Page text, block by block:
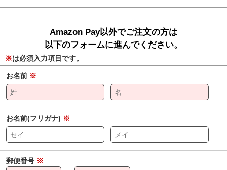
Amazon Pay以外でご注文の方は
以下のフォームに進んでください。
※は必須入力項目です。
お名前 ※
お名前(フリガナ) ※
郵便番号 ※